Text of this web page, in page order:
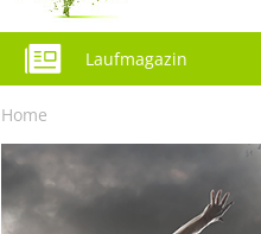
Laufmagazin
Home